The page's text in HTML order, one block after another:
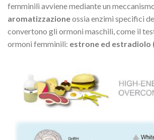
femminili avviene mediante un
aromatizzazioneossia enzimi specifici
convertono gli ormoni maschili, come il
ormoni femminili: estrone ed estradiolo